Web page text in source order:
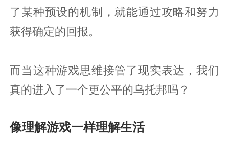
了某种预设的机制，就能通过攻略和努力
获得确定的回报。
而当这种游戏思维接管了现实表达，我们
真的进入了一个更公平的乌托邦吗？
像理解游戏一样理解生活